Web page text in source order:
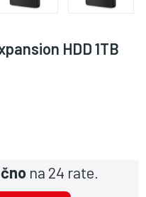
HDD 1TB
na 24 rate.